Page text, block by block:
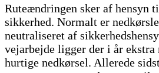
Ruteændringen sker af hensyn
sikkerhed. Normalt er
neutraliseret af
vejarbejde ligger der i år ekstra
hurtige nedkørsel. Allerede